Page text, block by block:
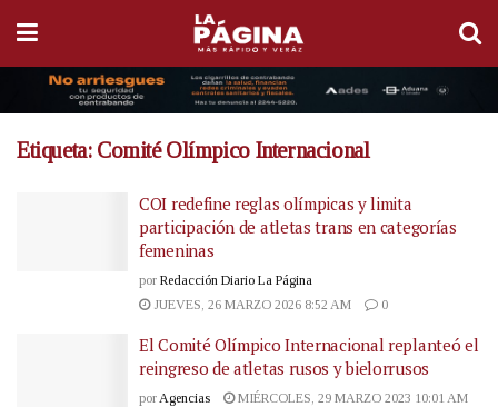
Etiqueta: Comité Olímpico Internacional
COI redefine reglas olímpicas y limita
participación de atletas trans en categorías
femeninas
por Redacción Diario La Página
JUEVES, 26 MARZO 2026 8:52 AM
0
El Comité Olímpico Internacional replanteó el
reingreso de atletas rusos y bielorrusos
por Agencias
MIÉRCOLES, 29 MARZO 2023 10:01 AM